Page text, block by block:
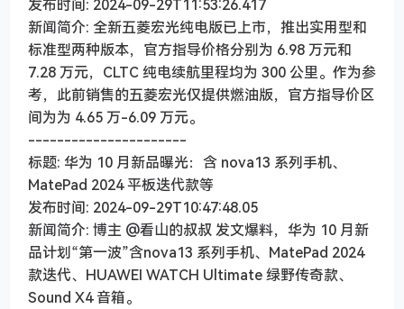
发布时间: 2024-09-29T11:53:26.417
新闻简介: 全新五菱宏光纯电版已上市，推出实用型和
标准型两种版本，官方指导价格分别为 6.98 万元和
7.28 万元，CLTC 纯电续航里程均为 300 公里。作为参
考，此前销售的五菱宏光仅提供燃油版，官方指导价区
间为为 4.65 万-6.09 万元。
----------------------
标题: 华为 10 月新品曝光：含 nova13 系列手机、
MatePad 2024 平板迭代款等
发布时间: 2024-09-29T10:47:48.05
新闻简介: 博主 @看山的叔叔 发文爆料，华为 10 月新
品计划“第一波”含nova13 系列手机、MatePad 2024
款迭代、HUAWEI WATCH Ultimate 绿野传奇款、
Sound X4 音箱。